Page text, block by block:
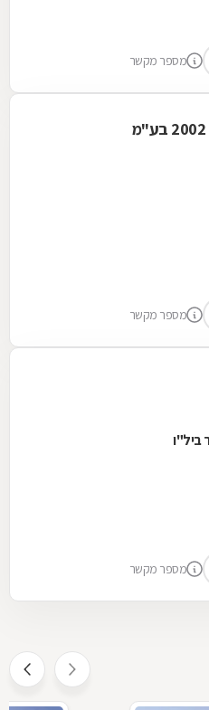
מספר מקשר
מספר מקשר
מספר מקשר